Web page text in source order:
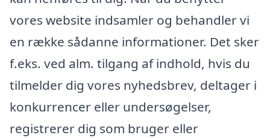
vores website indsamler og behandler vi
en række sådanne informationer. Det sker
f.eks. ved alm. tilgang af indhold, hvis du
tilmelder dig vores nyhedsbrev, deltager i
konkurrencer eller undersøgelser,
registrerer dig som bruger eller